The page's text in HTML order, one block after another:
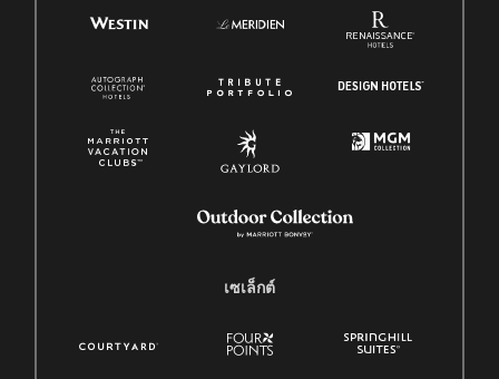
เซเล็กต์